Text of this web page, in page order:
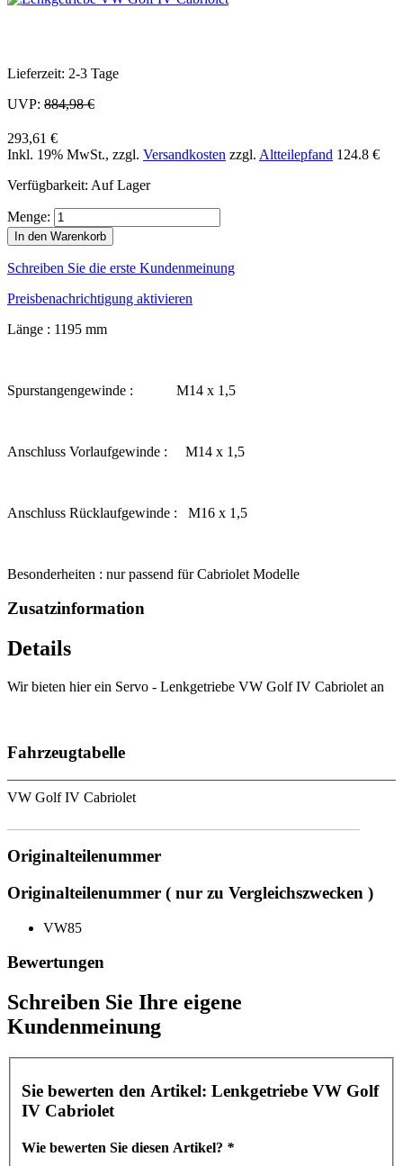
Lieferzeit: 2-3 Tage
UVP: 884,98 €
293,61 €
Inkl. 19% MwSt., zzgl. Versandkosten zzgl. Altteilepfand 124.8 €
Verfügbarkeit: Auf Lager
Menge:
In den Warenkorb
Schreiben Sie die erste Kundenmeinung
Preisbenachrichtigung aktivieren
Länge : 1195 mm
Spurstangengewinde : M14 x 1,5
Anschluss Vorlaufgewinde : M14 x 1,5
Anschluss Rücklaufgewinde : M16 x 1,5
Besonderheiten : nur passend für Cabriolet Modelle
Zusatzinformation
Details
Wir bieten hier ein Servo - Lenkgetriebe VW Golf IV Cabriolet an
Fahrzeugtabelle
VW Golf IV Cabriolet
Originalteilenummer
Originalteilenummer ( nur zu Vergleichszwecken )
VW85
Bewertungen
Schreiben Sie Ihre eigene
Kundenmeinung
Sie bewerten den Artikel: Lenkgetriebe VW Golf
IV Cabriolet
Wie bewerten Sie diesen Artikel? *